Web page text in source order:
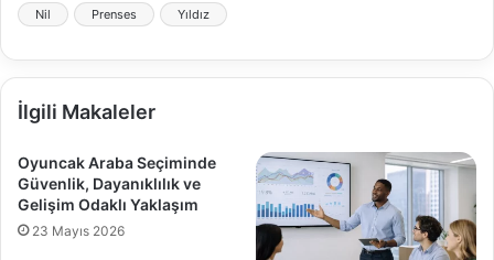
Nil
Prenses Yıldız
İlgili Makaleler
Oyuncak Araba Seçiminde
Güvenlik, Dayanıklılık ve
Gelişim Odaklı Yaklaşım
23 Mayıs 2026